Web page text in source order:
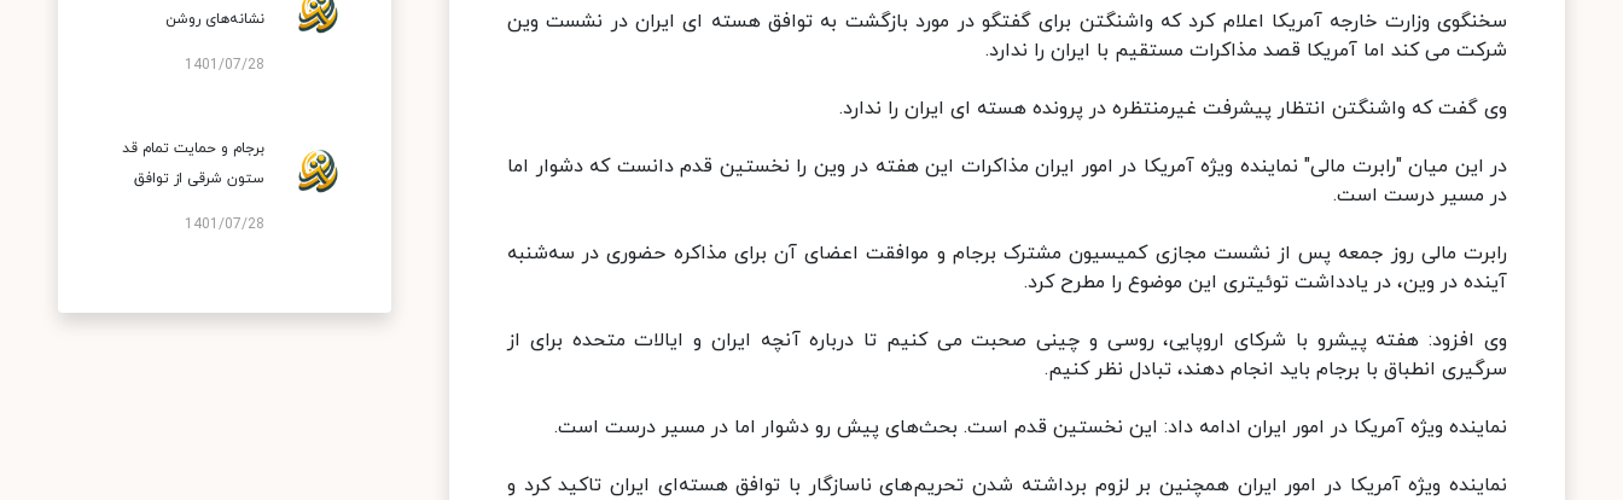
سخنگوی وزارت خارجه آمریکا اعلام کرد که واشنگتن برای گفتگو در مورد بازگشت به توافق هسته ای ایران در نشست وین
شرکت می کند اما آمریکا قصد مذاکرات مستقیم با ایران را ندارد.
وی گفت که واشنگتن انتظار پیشرفت غیرمنتظره در پرونده هسته ای ایران را ندارد.
در این میان "رابرت مالی" نماینده ویژه آمریکا در امور ایران مذاکرات این هفته در وین را نخستین قدم دانست که دشوار اما
در مسیر درست است.
رابرت مالی روز جمعه پس از نشست مجازی کمیسیون مشترک برجام و موافقت اعضای آن برای مذاکره حضوری در سه‌شنبه
آینده در وین، در یادداشت توئیتری این موضوع را مطرح کرد.
وی افزود: هفته پیشرو با شرکای اروپایی، روسی و چینی صحبت می کنیم تا درباره آنچه ایران و ایالات متحده برای از
سرگیری انطباق با برجام باید انجام دهند، تبادل نظر کنیم.
نماینده ویژه آمریکا در امور ایران ادامه داد: این نخستین قدم است. بحث‌های پیش رو دشوار اما در مسیر درست است.
نماینده ویژه آمریکا در امور ایران همچنین بر لزوم برداشته شدن تحریم‌های ناسازگار با توافق هسته‌ای ایران تاکید کرد و
نشانه‌های روشن
1401/07/28
برجام و حمایت تمام قد
ستون شرقی از توافق
1401/07/28